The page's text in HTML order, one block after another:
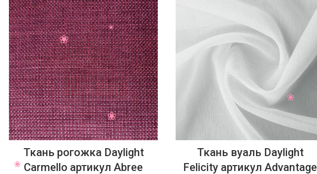
Ткань рогожка Daylight
Carmello артикул Abree
Ткань вуаль Daylight
Felicity артикул Advantage